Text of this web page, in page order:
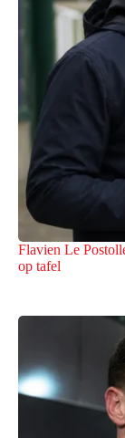
Flavien Le
op tafel